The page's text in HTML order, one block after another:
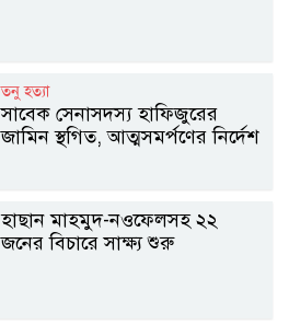
তনু হত্যা
সাবেক সেনাসদস্য হাফিজুরের
জামিন স্থগিত, আত্মসমর্পণের নির্দেশ
হাছান মাহমুদ-নওফেলসহ ২২
জনের বিচারে সাক্ষ্য শুরু